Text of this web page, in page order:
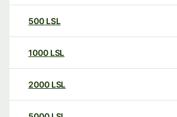
500 LSL
1000 LSL
2000 LSL